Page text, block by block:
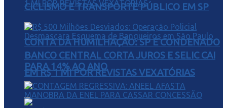
CONTA DA HUMILHAÇÃO: SP É CONDENADO
EM R$ 1 MI POR REVISTAS VEXATÓRIAS
CICLISMO E TRANSPORTE PÚBLICO EM SP
BANCO CENTRAL CORTA JUROS E SELIC CAI
PARA 14% AO ANO